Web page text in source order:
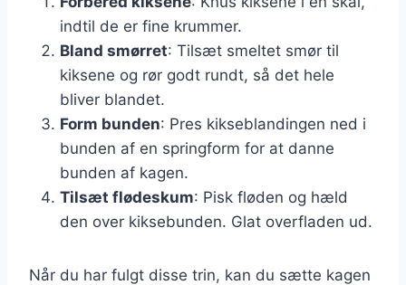
indtil de er fine krummer.
Bland smørret: Tilsæt smeltet smør til
kiksene og rør godt rundt, så det hele
bliver blandet.
Form bunden: Pres kikseblandingen ned i
bunden af en springform for at danne
bunden af kagen.
Tilsæt flødeskum: Pisk fløden og hæld
den over kiksebunden. Glat overfladen ud.
Når du har fulgt disse trin, kan du sætte kagen